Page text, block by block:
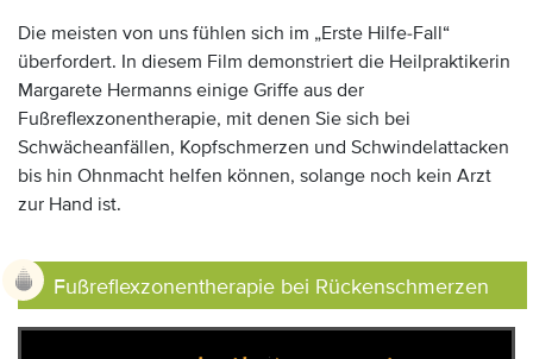
Die meisten von uns fühlen sich im „Erste Hilfe-Fall“
überfordert. In diesem Film demonstriert die Heilpraktikerin
Margarete Hermanns einige Griffe aus der
Fußreflexzonentherapie, mit denen Sie sich bei
Schwächeanfällen, Kopfschmerzen und Schwindelattacken
bis hin Ohnmacht helfen können, solange noch kein Arzt
zur Hand ist.
Fußreflexzonentherapie bei Rückenschmerzen